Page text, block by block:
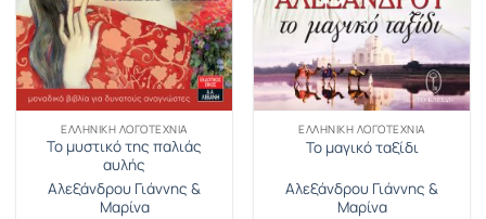
ΕΛΛΗΝΙΚΉ ΛΟΓΟΤΕΧΝΊΑ
Το μυστικό της παλιάς
αυλής
Αλεξάνδρου Γιάννης &
Μαρίνα
ΕΛΛΗΝΙΚΉ ΛΟΓΟΤΕΧΝΊΑ
Το μαγικό ταξίδι
Αλεξάνδρου Γιάννης &
Μαρίνα